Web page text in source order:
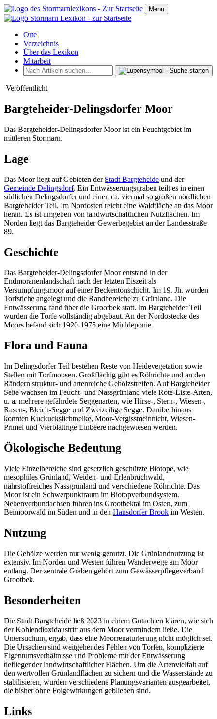
Menu
Orte
Verzeichnis
Über das Lexikon
Mitarbeit
Veröffentlicht
Bargteheider-Delingsdorfer Moor
Das Bargteheider-Delingsdorfer Moor ist ein Feuchtgebiet im
mittleren Stormarn.
Lage
Das Moor liegt auf Gebieten der Stadt Bargteheide und der
Gemeinde Delingsdorf. Ein Entwässerungsgraben teilt es in einen
südlichen Delingsdorfer und einen ca. viermal so großen nördlichen
Bargteheider Teil. Im Nordosten reicht eine Waldfläche an das Moor
heran. Es ist umgeben von landwirtschaftlichen Nutzflächen. Im
Norden liegt das Bargteheider Gewerbegebiet an der Landesstraße
89.
Geschichte
Das Bargteheider-Delingsdorfer Moor entstand in der
Endmoränenlandschaft nach der letzten Eiszeit als
Versumpfungsmoor auf einer Beckentonschicht. Im 19. Jh. wurden
Torfstiche angelegt und die Randbereiche zu Grünland. Die
Entwässerung fand über die Grootbek statt. Im Bargteheider Teil
wurden die Torfe vollständig abgebaut. An der Nordostecke des
Moors befand sich 1920-1975 eine Mülldeponie.
Flora und Fauna
Im Delingsdorfer Teil bestehen Reste von Heidevegetation sowie
Stellen mit Torfmoosen. Großflächig gibt es Röhrichte und an den
Rändern struktur- und artenreiche Gehölzstreifen. Auf Bargteheider
Seite wachsen im Feucht- und Nassgrünland viele Rote-Liste-Arten,
u. a. mehrere gefährdete Seggenarten, wie Hirse-, Stern-, Wiesen-,
Rasen-, Bleich-Segge und Zweizeilige Segge. Darüberhinaus
konnten Kuckuckslichtnelke, Moor-Vergissmeinnicht, Wiesen-
Primel und Vierblättrige Einbeere nachgewiesen werden.
Ökologische Bedeutung
Viele Einzelbereiche sind gesetzlich geschützte Biotope, wie
mesophiles Grünland, Weiden- und Erlenbruchwald,
nährstoffreiches Nassgrünland und verschiedene Röhrichte. Das
Moor ist ein Schwerpunktraum im Biotopverbundsystem.
Nebenverbundachsen führen ins Grootbektal im Osten, zum
Beimoorwald im Süden und in den Hansdorfer Brook im Westen.
Nutzung
Die Gehölze werden nur wenig genutzt. Die Grünlandnutzung ist
extensiv. Im Norden und Westen führen Wanderwege am Moor
entlang. Der zentrale Graben gehört zum Gewässerpflegeverband
Grootbek.
Besonderheiten
Die Stadt Bargteheide ließ 2023 in einem Gutachten klären, wie sich
der Kohlendioxidaustritt aus dem Moor vermindern ließe. Die
Untersuchung ergab, dass eine Moorrenaturierung nicht möglich sei.
Die Ursachen sind weitgehendes Fehlen von Torfen, komplizierte
Eigentumsverhältnisse und Probleme mit der Entwässerung
tiefliegender landwirtschaftlicher Flächen. Um die Artenvielfalt auf
den wertvollen Grünlandflächen zu sichern und die Wasserstände zu
stabilisieren, wurden verschiedene Planungsvarianten ausgearbeitet,
die bisher ohne Folgewirkungen geblieben sind.
Links